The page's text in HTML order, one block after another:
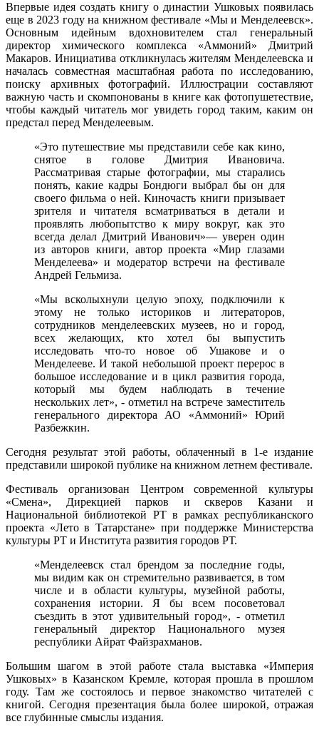
Впервые идея создать книгу о династии Ушковых появилась
еще в 2023 году на книжном фестивале «Мы и Менделеевск».
Основным идейным вдохновителем стал генеральный
директор химического комплекса «Аммоний» Дмитрий
Макаров. Инициатива откликнулась жителям Менделеевска и
началась совместная масштабная работа по исследованию,
поиску архивных фотографий. Иллюстрации составляют
важную часть и скомпонованы в книге как фотопушетествие,
чтобы каждый читатель мог увидеть город таким, каким он
предстал перед Менделеевым.
«Это путешествие мы представили себе как кино,
снятое в голове Дмитрия Ивановича.
Рассматривая старые фотографии, мы старались
понять, какие кадры Бондюги выбрал бы он для
своего фильма о ней. Киночасть книги призывает
зрителя и читателя всматриваться в детали и
проявлять любопытство к миру вокруг, как это
всегда делал Дмитрий Иванович»— уверен один
из авторов книги, автор проекта «Мир глазами
Менделеева» и модератор встречи на фестивале
Андрей Гельмиза.
«Мы всколыхнули целую эпоху, подключили к
этому не только историков и литераторов,
сотрудников менделеевских музеев, но и город,
всех желающих, кто хотел бы выпустить
исследовать что-то новое об Ушакове и о
Менделееве. И такой небольшой проект перерос в
большое исследование и в цикл развития города,
который мы будем наблюдать в течение
нескольких лет», - отметил на встрече заместитель
генерального директора АО «Аммоний» Юрий
Разбежкин.
Сегодня результат этой работы, облаченный в 1-е издание
представили широкой публике на книжном летнем фестивале.
Фестиваль организован Центром современной культуры
«Смена», Дирекцией парков и скверов Казани и
Национальной библиотекой РТ в рамках республиканского
проекта «Лето в Татарстане» при поддержке Министерства
культуры РТ и Института развития городов РТ.
«Менделеевск стал брендом за последние годы,
мы видим как он стремительно развивается, в том
числе и в области культуры, музейной работы,
сохранения истории. Я бы всем посоветовал
съездить в этот удивительный город», - отметил
генеральный директор Национального музея
республики Айрат Файзрахманов.
Большим шагом в этой работе стала выставка «Империя
Ушковых» в Казанском Кремле, которая прошла в прошлом
году. Там же состоялось и первое знакомство читателей с
книгой. Сегодня презентация была более широкой, отражая
все глубинные смыслы издания.